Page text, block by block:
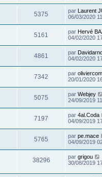
5375 par Laurent
06/03/2020
5161 par Hervé
04/02/2020
4861 par
04/02/2020
7342 par
20/01/2020
5075 par Webjey
24/09/2019
7197 par 4al.Coda
04/09/2019
5765 par pe.mace
04/09/2019
38296 par grigou
30/08/2019